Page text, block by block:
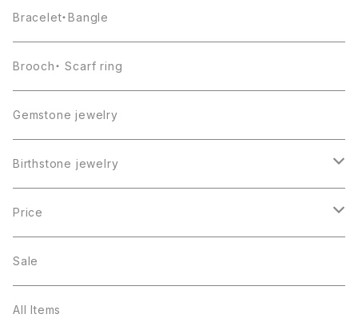
Bracelet・Bangle
Brooch・ Scarf ring
Gemstone jewelry
Birthstone jewelry
１月・ガーネット
２月・アメジスト
３月・アクアマリン
Price
～5000円
～10000円
Sale
All Items